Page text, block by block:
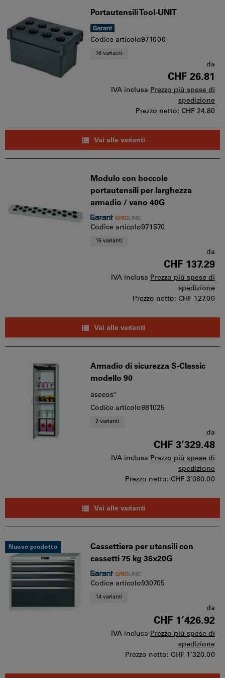
Portautensili Tool-UNIT
Codice articolo971000
16 varianti
da
CHF 26.81
IVA inclusa Prezzo più spese di
spedizione
Prezzo netto: CHF 24.80
Vai alle varianti
Modulo con boccole
portautensili per larghezza
armadio / vano 40G
Codice articolo971570
15 varianti
da
CHF 137.29
IVA inclusa Prezzo più spese di
spedizione
Prezzo netto: CHF 127.00
Vai alle varianti
Armadio di sicurezza S-Classic
modello 90
asecos®
Codice articolo981025
2 varianti
da
CHF 3’329.48
IVA inclusa Prezzo più spese di
spedizione
Prezzo netto: CHF 3’080.00
Vai alle varianti
Nuovo prodotto
Cassettiera per utensili con
cassetti 75 kg 36×20G
Codice articolo930705
14 varianti
da
CHF 1’426.92
IVA inclusa Prezzo più spese di
spedizione
Prezzo netto: CHF 1’320.00